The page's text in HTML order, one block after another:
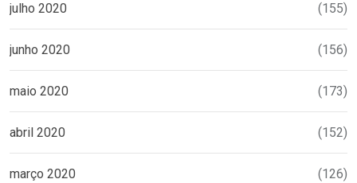
julho 2020 (155)
junho 2020 (156)
maio 2020 (173)
abril 2020 (152)
março 2020 (126)